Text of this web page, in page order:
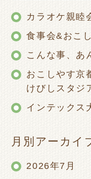
カラオケ親睦
食事会&おこ
こんな事、あ
おこしやす京
けびしスタジ
インテックス
月別アーカイ
2026年7月